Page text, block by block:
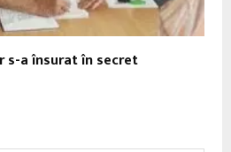
s-a însurat în secret